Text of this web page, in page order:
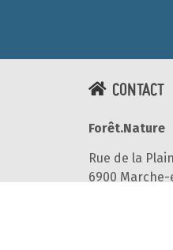
CONTACT
Forêt.Nature
Rue de la
6900